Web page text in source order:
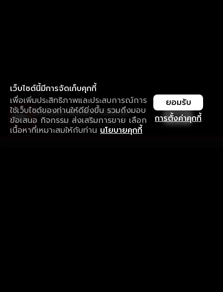
เว็บไซต์นี้มีการจัดเก็บคุกกี้
เพื่อเพิ่มประสิทธิภาพและประสบการณ์การ
ใช้เว็บไซต์ของท่านให้ดียิ่งขึ้น รวมถึงมอบ
ข้อเสนอ กิจกรรม ส่งเสริมการขาย เลือก
เนื้อหาที่เหมาะสมให้กับท่าน นโยบายคุกกี้
การตั้งค่าคุกกี้
ยอมรับ
ใช้งานแอป ลื่นไหลกว่า ไม่มีสะดุด
ดาวน์โหลดแอปเพื่อการรับชมที่ดีกว่า เปิด